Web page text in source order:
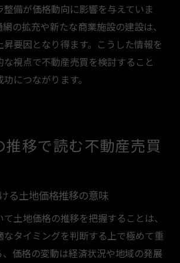
備が価格動向に影響を与えていま
の拡充や新たな商業施設の建設は、
要因となり得ます。こうした情報を
な視点で不動産売買を検討すること
につながります。
推移で読む不動産売買
る土地価格推移の意味
土地価格の推移を把握することは、
なタイミングを判断する上で極めて重
価格の変動は経済状況や地域の発展